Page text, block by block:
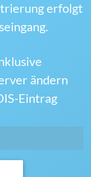
erfolgt
ändern
Eintrag